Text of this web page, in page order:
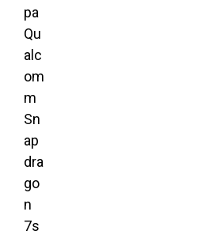
ра
Qu
alc
om
m
Sn
ap
dra
go
n
7s